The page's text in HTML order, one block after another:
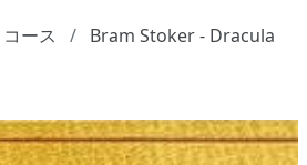
コース Bram Stoker - Dracula